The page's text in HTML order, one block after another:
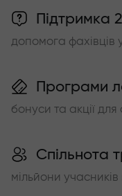
Підтримка
допомога фахівців
Програми
бонуси та акції для
Спільнота
мільйони учасників